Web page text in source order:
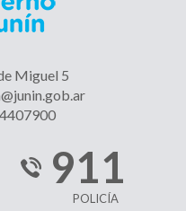
Miguel 5
911
POLICÍA